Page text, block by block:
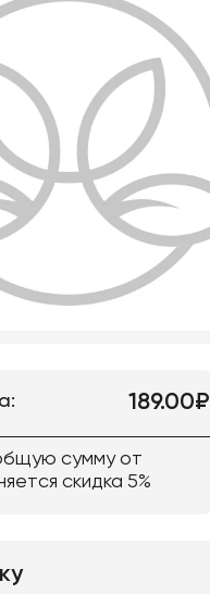
189.00₽
сумму от
скидка 5%